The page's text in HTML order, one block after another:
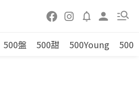
500盤 500甜 500Young 500